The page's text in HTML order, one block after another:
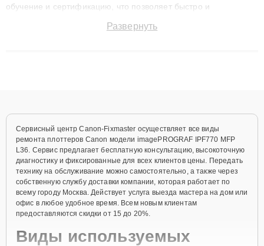
обучение и сертификацию, что позволяет быстро и
сохранением гарантии до 3 лет. Наши мастера решают
Развернуть
Сервисный центр Canon-Fixmaster осуществляет все виды
ремонта плоттеров Canon модели imagePROGRAF IPF770 MFP
L36. Сервис предлагает бесплатную консультацию, высокоточную
диагностику и фиксированные для всех клиентов цены. Передать
технику на обслуживание можно самостоятельно, а также через
собственную службу доставки компании, которая работает по
всему городу Москва. Действует услуга выезда мастера на дом или
офис в любое удобное время. Всем новым клиентам
предоставляются скидки от 15 до 20%.
Виды используемых